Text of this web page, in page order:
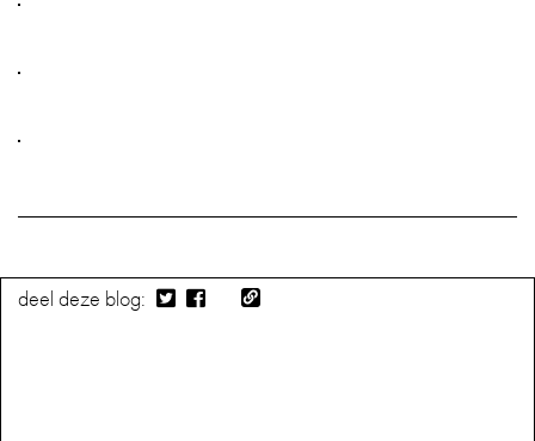
deel deze blog: